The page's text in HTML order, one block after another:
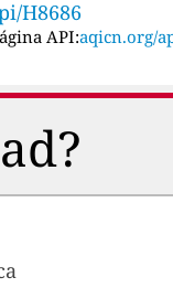
H8686
API:aqicn.org/